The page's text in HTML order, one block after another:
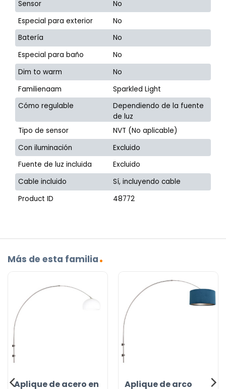
Sensor
No
Especial para exterior
No
Batería
No
Especial para baño
No
Dim to warm
No
Familienaam
Sparkled Light
Cómo regulable
Dependiendo de la fuente
de luz
Tipo de sensor
NVT (No aplicable)
Con iluminación
Excluido
Fuente de luz incluida
Excluido
Cable incluido
Sí, incluyendo cable
Product ID
48772
Más de esta familia
Aplique de acero en
Aplique de arco